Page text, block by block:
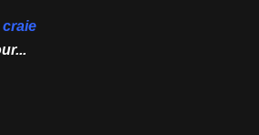
craie